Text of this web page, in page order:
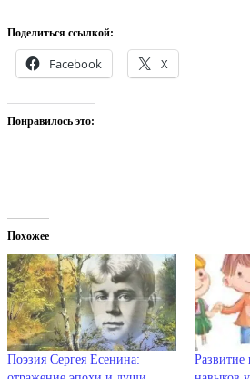
Поделиться ссылкой:
Facebook X
Понравилось это:
Похожее
Поэзия Сергея Есенина: